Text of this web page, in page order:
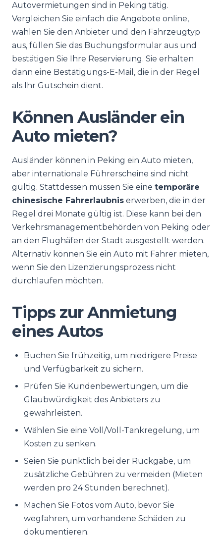
Autovermietungen sind in Peking tätig.
Vergleichen Sie einfach die Angebote online,
wählen Sie den Anbieter und den Fahrzeugtyp
aus, füllen Sie das Buchungsformular aus und
bestätigen Sie Ihre Reservierung. Sie erhalten
dann eine Bestätigungs-E-Mail, die in der Regel
als Ihr Gutschein dient.
Können Ausländer ein
Auto mieten?
Ausländer können in Peking ein Auto mieten,
aber internationale Führerscheine sind nicht
gültig. Stattdessen müssen Sie eine temporäre
chinesische Fahrerlaubnis erwerben, die in der
Regel drei Monate gültig ist. Diese kann bei den
Verkehrsmanagementbehörden von Peking oder
an den Flughäfen der Stadt ausgestellt werden.
Alternativ können Sie ein Auto mit Fahrer mieten,
wenn Sie den Lizenzierungsprozess nicht
durchlaufen möchten.
Tipps zur Anmietung
eines Autos
Buchen Sie frühzeitig, um niedrigere Preise
und Verfügbarkeit zu sichern.
Prüfen Sie Kundenbewertungen, um die
Glaubwürdigkeit des Anbieters zu
gewährleisten.
Wählen Sie eine Voll/Voll-Tankregelung, um
Kosten zu senken.
Seien Sie pünktlich bei der Rückgabe, um
zusätzliche Gebühren zu vermeiden (Mieten
werden pro 24 Stunden berechnet).
Machen Sie Fotos vom Auto, bevor Sie
wegfahren, um vorhandene Schäden zu
dokumentieren.